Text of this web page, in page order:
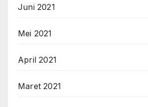
Juni 2021
Mei 2021
April 2021
Maret 2021